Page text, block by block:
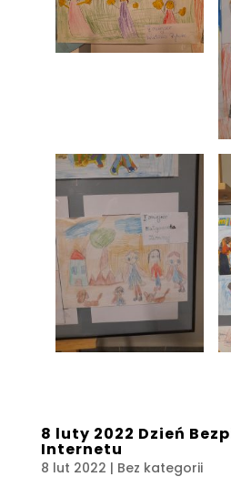
8 luty 2022 Dzień
Internetu
8 lut 2022 | Bez kategorii